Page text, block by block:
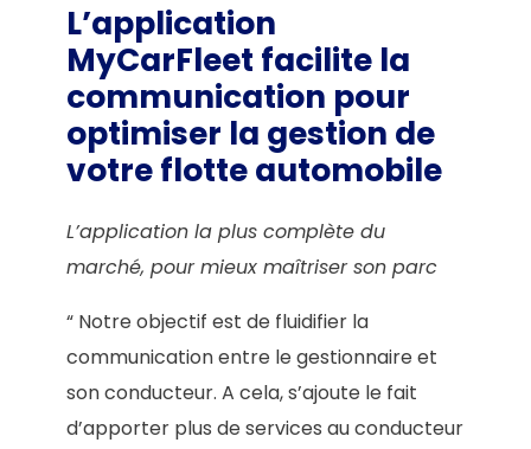
L’application
MyCarFleet facilite la
communication pour
optimiser la gestion de
votre flotte automobile
L’application la plus complète du
marché, pour mieux maîtriser son parc
“ Notre objectif est de fluidifier la
communication entre le gestionnaire et
son conducteur. A cela, s’ajoute le fait
d’apporter plus de services au conducteur